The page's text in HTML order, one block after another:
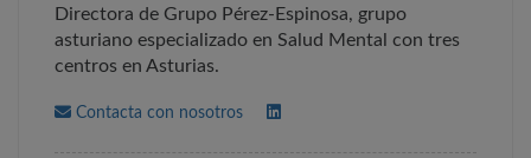
Directora de Grupo Pérez-Espinosa, grupo
asturiano especializado en Salud Mental con tres
centros en Asturias.
Contacta con nosotros